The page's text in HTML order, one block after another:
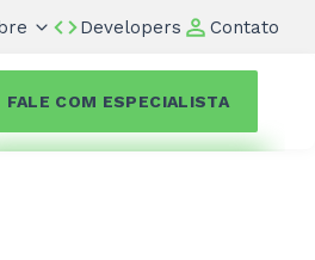
Developers Contato
FALE COM ESPECIALISTA